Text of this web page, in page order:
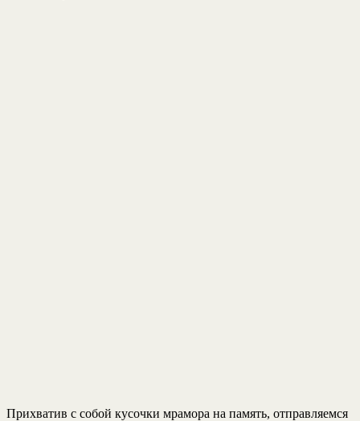
Прихватив с собой кусочки мрамора на память, отправляемся